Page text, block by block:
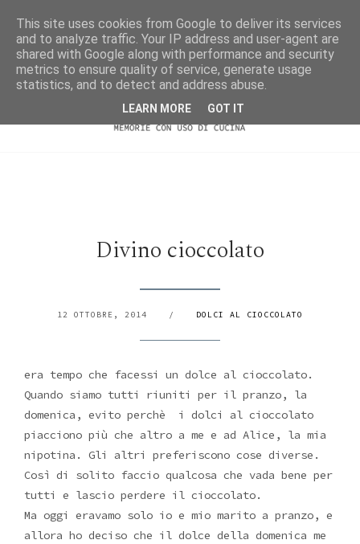
Divino cioccolato
12 OTTOBRE, 2014 / DOLCI AL CIOCCOLATO
era tempo che facessi un dolce al cioccolato.
Quando siamo tutti riuniti per il pranzo, la
domenica, evito perchè i dolci al cioccolato
piacciono più che altro a me e ad Alice, la mia
nipotina. Gli altri preferiscono cose diverse.
Così di solito faccio qualcosa che vada bene per
tutti e lascio perdere il cioccolato.
Ma oggi eravamo solo io e mio marito a pranzo, e
allora ho deciso che il dolce della domenica me
This site uses cookies from Google to deliver its services
and to analyze traffic. Your IP address and user-agent are
shared with Google along with performance and security
metrics to ensure quality of service, generate usage
statistics, and to detect and address abuse.
LEARN MORE GOT IT